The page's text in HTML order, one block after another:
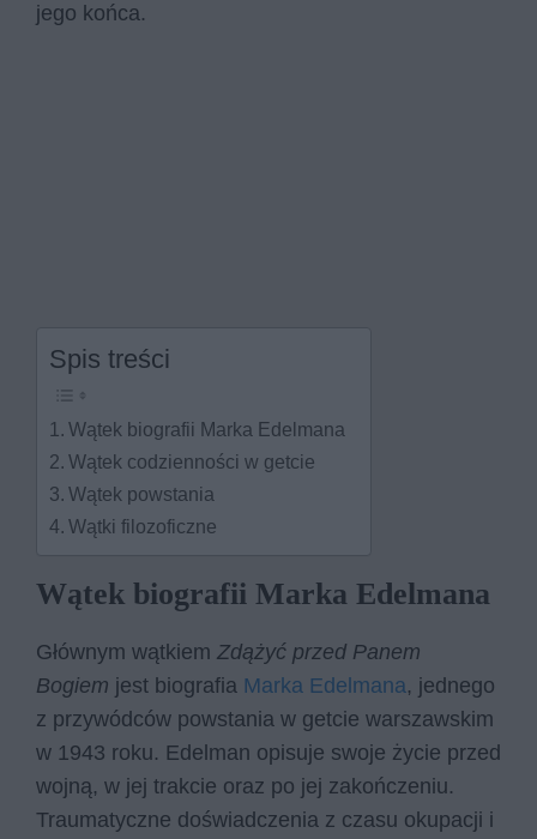
jego końca.
Spis treści
Wątek biografii Marka Edelmana
Wątek codzienności w getcie
Wątek powstania
Wątki filozoficzne
Wątek biografii Marka Edelmana
Głównym wątkiem Zdążyć przed Panem
Bogiem jest biografia Marka Edelmana, jednego
z przywódców powstania w getcie warszawskim
w 1943 roku. Edelman opisuje swoje życie przed
wojną, w jej trakcie oraz po jej zakończeniu.
Traumatyczne doświadczenia z czasu okupacji i